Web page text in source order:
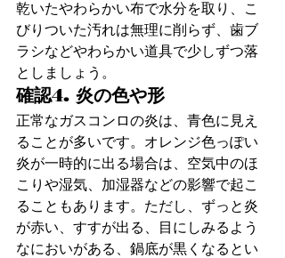
乾いたやわらかい布で水分を取り、こ
びりついた汚れは無理に削らず、歯ブ
ラシなどやわらかい道具で少しずつ落
としましょう。
確認4. 炎の色や形
正常なガスコンロの炎は、青色に見え
ることが多いです。オレンジ色っぽい
炎が一時的に出る場合は、空気中のほ
こりや湿気、加湿器などの影響で起こ
ることもあります。ただし、ずっと炎
が赤い、すすが出る、目にしみるよう
なにおいがある、鍋底が黒くなるとい